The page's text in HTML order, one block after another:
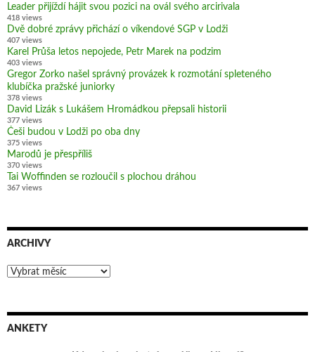
Leader přijíždí hájit svou pozici na ovál svého arcirivala
418 views
Dvě dobré zprávy přichází o víkendové SGP v Lodži
407 views
Karel Průša letos nepojede, Petr Marek na podzim
403 views
Gregor Zorko našel správný provázek k rozmotání spleteného
klubíčka pražské juniorky
378 views
David Lizák s Lukášem Hromádkou přepsali historii
377 views
Češi budou v Lodži po oba dny
375 views
Marodů je přespříliš
370 views
Tai Woffinden se rozloučil s plochou dráhou
367 views
ARCHIVY
Archivy
ANKETY